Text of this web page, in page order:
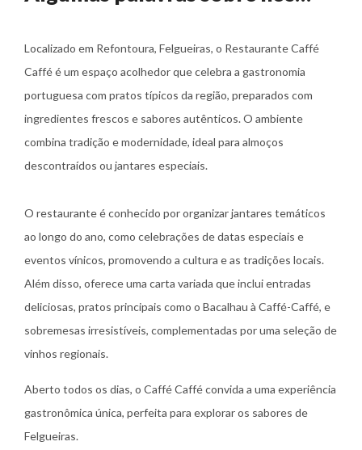
Localizado em Refontoura, Felgueiras, o Restaurante Caffé
Caffé é um espaço acolhedor que celebra a gastronomia
portuguesa com pratos típicos da região, preparados com
ingredientes frescos e sabores autênticos. O ambiente
combina tradição e modernidade, ideal para almoços
descontraídos ou jantares especiais.
O restaurante é conhecido por organizar jantares temáticos
ao longo do ano, como celebrações de datas especiais e
eventos vínicos, promovendo a cultura e as tradições locais.
Além disso, oferece uma carta variada que inclui entradas
deliciosas, pratos principais como o Bacalhau à Caffé-Caffé, e
sobremesas irresistíveis, complementadas por uma seleção de
vinhos regionais.
Aberto todos os dias, o Caffé Caffé convida a uma experiência
gastronômica única, perfeita para explorar os sabores de
Felgueiras.